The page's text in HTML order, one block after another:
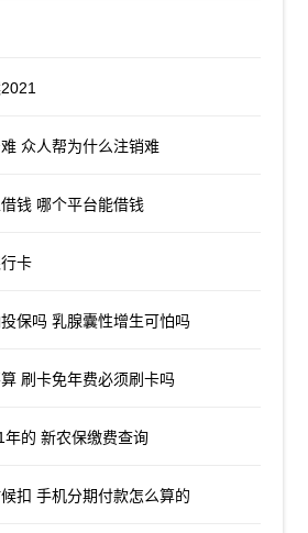
众人帮为什么注销难
钱 哪个平台能借钱
卡
保吗 乳腺囊性增生可怕吗
刷卡免年费必须刷卡吗
的 新农保缴费查询
扣 手机分期付款怎么算的